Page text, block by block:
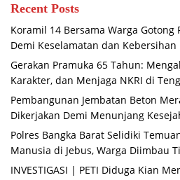
Recent Posts
Koramil 14 Bersama Warga Gotong
Demi Keselamatan dan Kebersihan
Gerakan Pramuka 65 Tahun:
Karakter, dan Menjaga NKRI di
Pembangunan Jembatan Beton
Dikerjakan Demi Menunjang
Polres Bangka Barat Selidiki
Manusia di Jebus, Warga Diimbau
INVESTIGASI | PETI Diduga Kian